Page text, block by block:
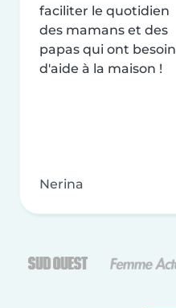
faciliter le quotidien
des mamans et des
papas qui ont besoin
d'aide à la maison !
Nerina